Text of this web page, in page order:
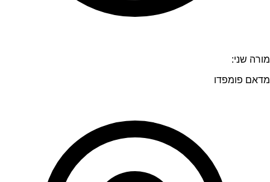
מורה שני:
מדאם פומפדו